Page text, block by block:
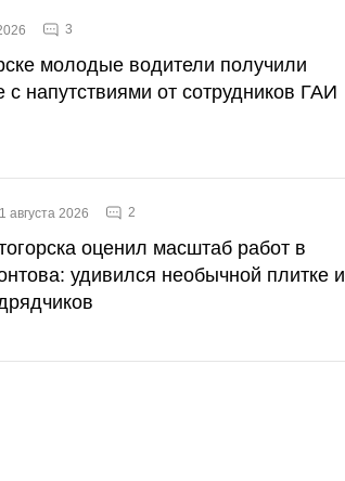
3
молодые водители получили
с напутствиями от сотрудников ГАИ
1 августа 2026 2
оценил масштаб работ в
удивился необычной плитке и